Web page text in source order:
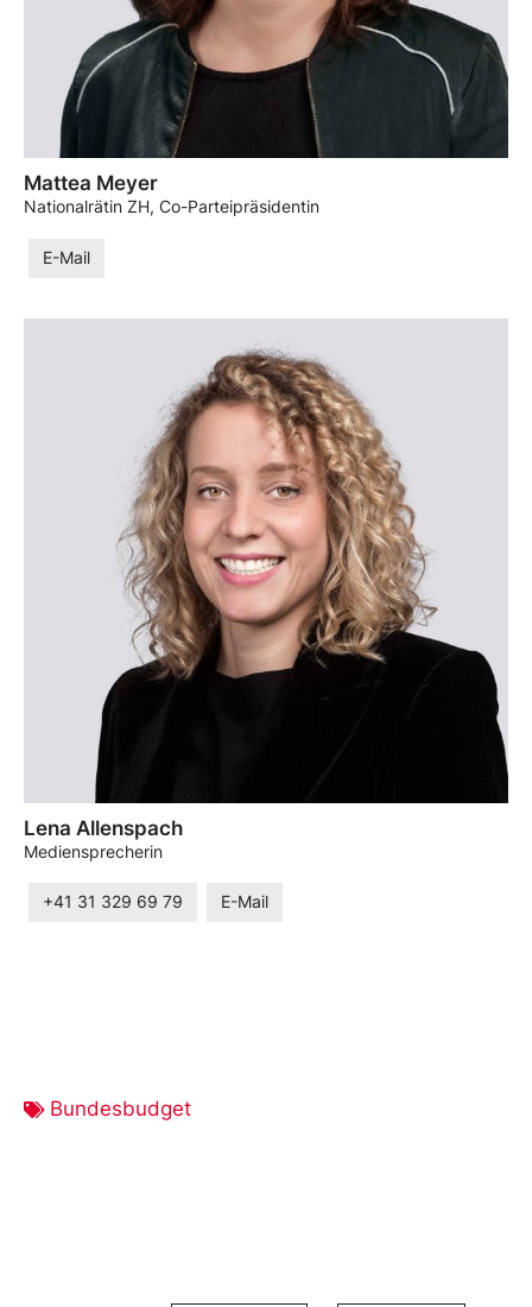
Mattea Meyer
Nationalrätin ZH, Co-Parteipräsidentin
E-Mail
Lena Allenspach
Mediensprecherin
+41 31 329 69 79 E-Mail
Bundesbudget